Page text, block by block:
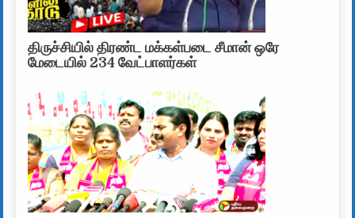
திருச்சியில் திரண்ட மக்கள்படை சீமான் ஒரே
மேடையில் 234 வேட்பாளர்கள்